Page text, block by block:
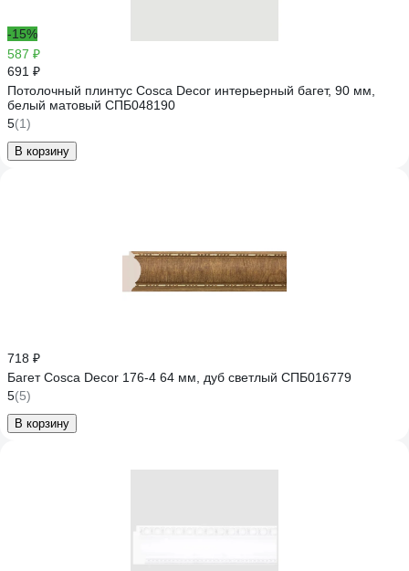
-15%
587 ₽
691 ₽
Потолочный плинтус Cosca Decor интерьерный багет, 90 мм,
белый матовый СПБ048190
5(1)
В корзину
718 ₽
Багет Cosca Decor 176-4 64 мм, дуб светлый СПБ016779
5(5)
В корзину